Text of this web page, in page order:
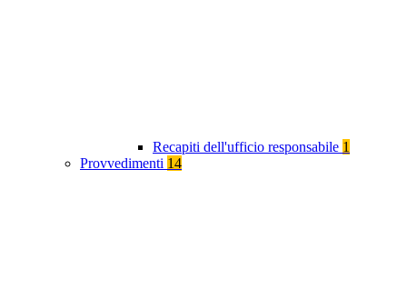
Recapiti dell'ufficio responsabile 1
Provvedimenti 14